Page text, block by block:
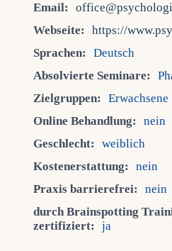
Email:
Webseite:
https://
Sprachen:
Deutsch
Absolvierte Seminare:
Zielgruppen:
Erwachsene
Online Behandlung:
nein
Geschlecht:
weiblich
Kostenerstattung:
nein
Praxis barrierefrei:
nein
durch Brainspotting
zertifiziert:
ja